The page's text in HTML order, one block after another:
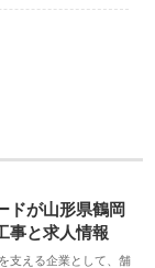
ドが山形県鶴岡
事と求人情報
支える企業として、舗